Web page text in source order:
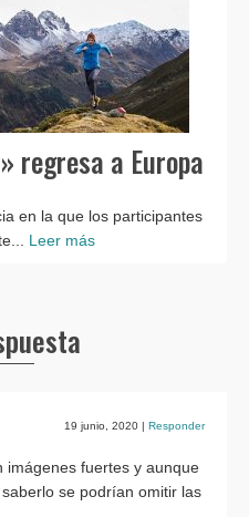
regresa a Europa
en la que los participantes
Leer más
19 junio, 2020 | Responder
imágenes fuertes y aunque
se podrían omitir las